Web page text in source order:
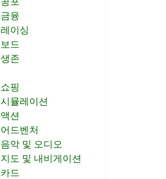
금융
레이싱
보드
생존
쇼핑
시뮬레이션
액션
어드벤처
음악 및 오디오
지도 및 내비게이션
카드